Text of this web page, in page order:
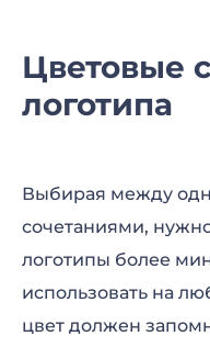
Цветовые
логотипа
Выбирая между
сочетаниями,
логотипы более
использовать на
цвет должен